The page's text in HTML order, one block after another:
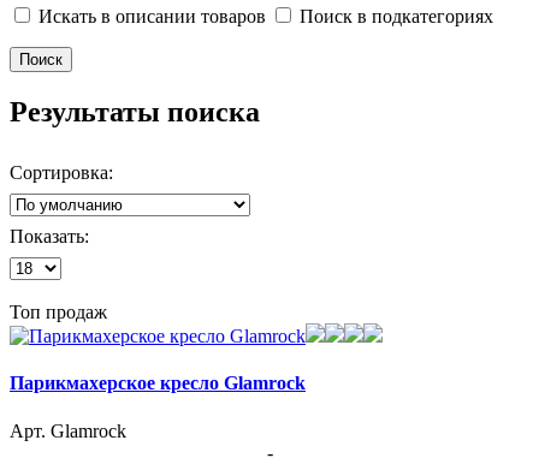
Искать в описании товаров Поиск в подкатегориях
Результаты поиска
Сортировка:
Показать:
Топ продаж
Парикмахерское кресло Glamrock
Арт. Glamrock
-